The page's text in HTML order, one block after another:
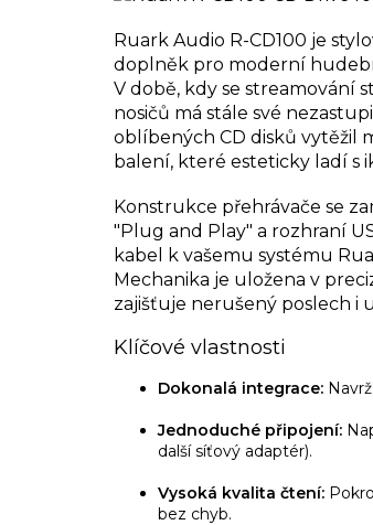
Ruark Audio R-CD100 je
doplněk pro moderní
V době, kdy se streamování
nosičů má stále své
oblíbených CD disků vytěžil
balení, které esteticky ladí s
Konstrukce přehrávače se
"Plug and Play" a rozhraní
kabel k vašemu systému
Mechanika je uložena v
zajišťuje nerušený poslech i
Klíčové vlastnosti
Dokonalá integrace:
Jednoduché připojení:
další síťový adaptér).
Vysoká kvalita čtení:
bez chyb.